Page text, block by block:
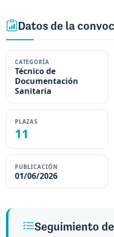
Datos de la
CATEGORÍA
Técnico de
Documentación
Sanitaria
PLAZAS
11
PUBLICACIÓN
01/06/2026
Seguimiento